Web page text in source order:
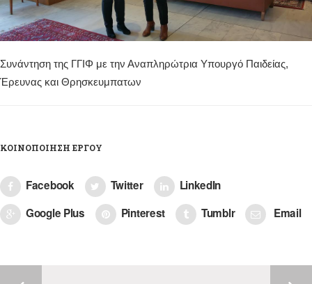
Συνάντηση της ΓΓΙΦ με την Αναπληρώτρια Υπουργό Παιδείας,
Έρευνας και Θρησκευμπατων
ΚΟΙΝΟΠΟΊΗΣΗ ΈΡΓΟΥ
Facebook Twitter
LinkedIn
Google Plus
Pinterest Tumblr Email